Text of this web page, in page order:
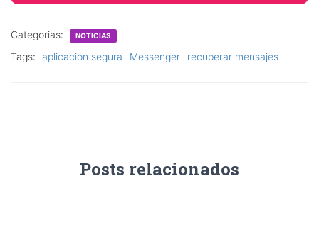
Categorias: NOTICIAS
Tags: aplicación segura Messenger recuperar mensajes
Posts relacionados